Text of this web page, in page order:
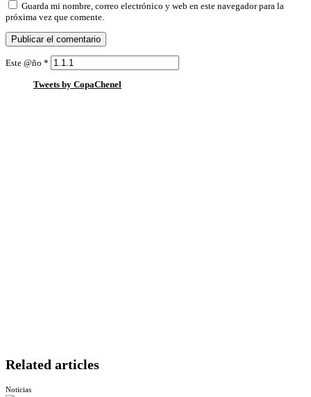
Guarda mi nombre, correo electrónico y web en este navegador para la
próxima vez que comente.
Este @ño *
Tweets by CopaChenel
Related articles
Noticias